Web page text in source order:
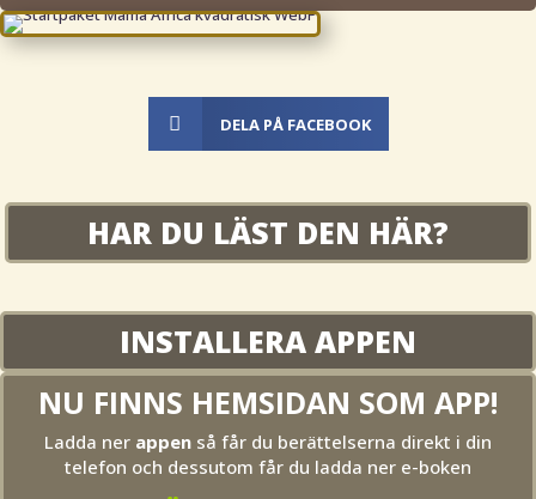
 DELA PÅ FACEBOOK
HAR DU LÄST DEN HÄR?
INSTALLERA APPEN
NU FINNS HEMSIDAN SOM APP!
Ladda ner appen så får du berättelserna direkt i din
telefon och dessutom får du ladda ner e-boken